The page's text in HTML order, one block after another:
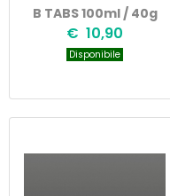
B TABS 100ml / 40g
€ 10,90
Disponibile